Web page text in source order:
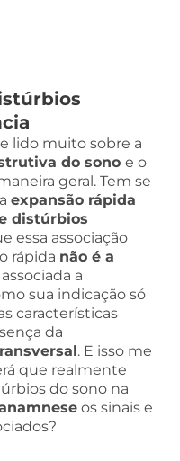
lido muito sobre a
do sono e o
geral. Tem se
expansão rápida
distúrbios
essa associação
rápida não é a
associada a
sua indicação só
características
da
. E isso me
que realmente
do sono na
os sinais e